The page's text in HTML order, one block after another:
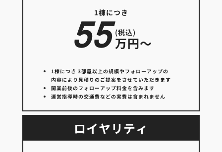
1棟につき
55 万円〜
(税込)
1棟につき 3部屋以上の規模やフォローアップの
内容により見積りのご提案をさせていただきます
開業前後のフォローアップ料金を含みます
運営指導時の交通費などの実費は含まれません
ロイヤリティ